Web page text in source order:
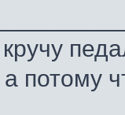
а потому